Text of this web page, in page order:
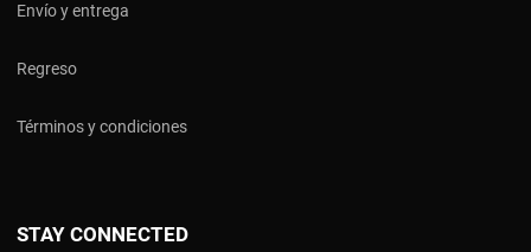
Envío y entrega
Regreso
Términos y condiciones
STAY CONNECTED